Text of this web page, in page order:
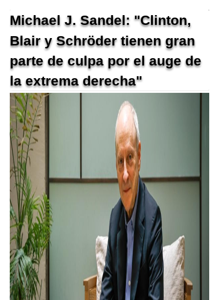
Michael J. Sandel: "Clinton,
Blair y Schröder tienen gran
parte de culpa por el auge de
la extrema derecha"